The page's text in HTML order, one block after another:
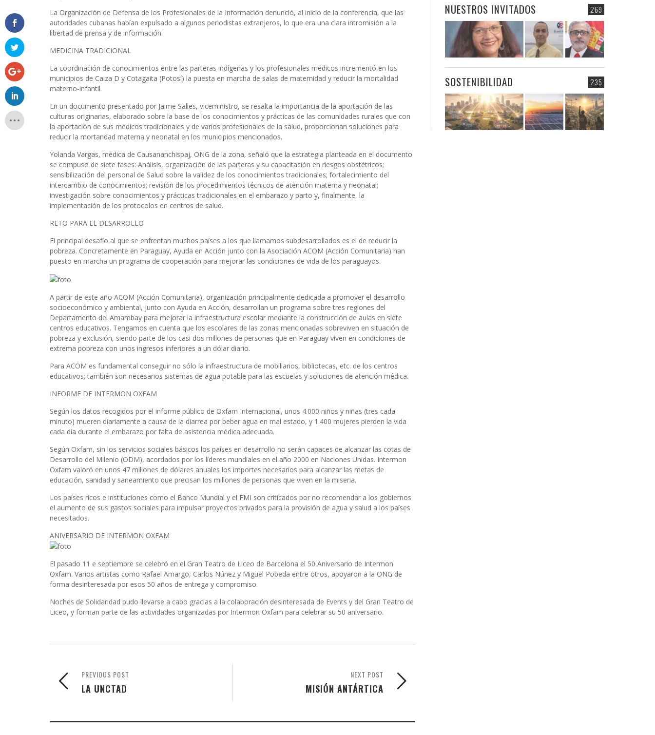
La Organización de Defensa de los Profesionales de la Información denunció, al inicio de la conferencia, que las
autoridades cubanas habían expulsado a algunos periodistas extranjeros, lo que era una clara intromisión a la
libertad de prensa y de información.
MEDICINA TRADICIONAL
La coordinación de conocimientos entre las parteras indígenas y los profesionales médicos incrementó en los
municipios de Caiza D y Cotagaita (Potosí) la puesta en marcha de salas de maternidad y reducir la mortalidad
materno-infantil.
En un documento presentado por Jaime Salles, viceministro, se resalta la importancia de la aportación de las
culturas originarias, elaborado sobre la base de los conocimientos y prácticas de las comunidades rurales que con
la aportación de sus médicos tradicionales y de varios profesionales de la salud, proporcionan soluciones para
reducir la mortandad materna y neonatal en los municipios mencionados.
Yolanda Vargas, médica de Causananchispaj, ONG de la zona, señaló que la estrategia planteada en el documento
se compuso de siete fases: Análisis, organización de las parteras y su capacitación en riesgos obstétricos;
sensibilización del personal de Salud sobre la validez de los conocimientos tradicionales; fortalecimiento del
intercambio de conocimientos; revisión de los procedimientos técnicos de atención materna y neonatal;
investigación sobre conocimientos y prácticas tradicionales en el embarazo y parto y, finalmente, la
implementación de los protocolos en centros de salud.
RETO PARA EL DESARROLLO
El principal desafío al que se enfrentan muchos países a los que llamamos subdesarrollados es el de reducir la
pobreza. Concretamente en Paraguay, Ayuda en Acción junto con la Asociación ACOM (Acción Comunitaria) han
puesto en marcha un programa de cooperación para mejorar las condiciones de vida de los paraguayos.
A partir de este año ACOM (Acción Comunitaria), organización principalmente dedicada a promover el desarrollo
socioeconómico y ambiental, junto con Ayuda en Acción, desarrollan un programa sobre tres regiones del
Departamento del Amambay para mejorar la infraestructura escolar mediante la construcción de aulas en siete
centros educativos. Tengamos en cuenta que los escolares de las zonas mencionadas sobreviven en situación de
pobreza y exclusión, siendo parte de los casi dos millones de personas que en Paraguay viven en condiciones de
extrema pobreza con unos ingresos inferiores a un dólar diario.
Para ACOM es fundamental conseguir no sólo la infraestructura de mobiliarios, bibliotecas, etc. de los centros
educativos; también son necesarios sistemas de agua potable para las escuelas y soluciones de atención médica.
INFORME DE INTERMON OXFAM
Según los datos recogidos por el informe público de Oxfam Internacional, unos 4.000 niños y niñas (tres cada
minuto) mueren diariamente a causa de la diarrea por beber agua en mal estado, y 1.400 mujeres pierden la vida
cada día durante el embarazo por falta de asistencia médica adecuada.
Según Oxfam, sin los servicios sociales básicos los países en desarrollo no serán capaces de alcanzar las cotas de
Desarrollo del Milenio (ODM), acordados por los líderes mundiales en el año 2000 en Naciones Unidas. Intermon
Oxfam valoró en unos 47 millones de dólares anuales los importes necesarios para alcanzar las metas de
educación, sanidad y saneamiento que precisan los millones de personas que viven en la miseria.
Los países ricos e instituciones como el Banco Mundial y el FMI son criticados por no recomendar a los gobiernos
el aumento de sus gastos sociales para impulsar proyectos privados para la provisión de agua y salud a los países
necesitados.
ANIVERSARIO DE INTERMON OXFAM
El pasado 11 e septiembre se celebró en el Gran Teatro de Liceo de Barcelona el 50 Aniversario de Intermon
Oxfam. Varios artistas como Rafael Amargo, Carlos Núñez y Miguel Pobeda entre otros, apoyaron a la ONG de
forma desinteresada por esos 50 años de entrega y compromiso.
Noches de Solidaridad pudo llevarse a cabo gracias a la colaboración desinteresada de Events y del Gran Teatro de
Liceo, y forman parte de las actividades organizadas por Intermon Oxfam para celebrar su 50 aniversario.
NEXT POST
MISIÓN ANTÁRTICA
PREVIOUS POST
LA UNCTAD
269
NUESTROS INVITADOS
235
SOSTENIBILIDAD